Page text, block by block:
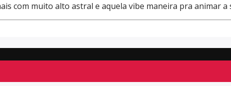
com muito alto astral e aquela vibe maneira pra animar a